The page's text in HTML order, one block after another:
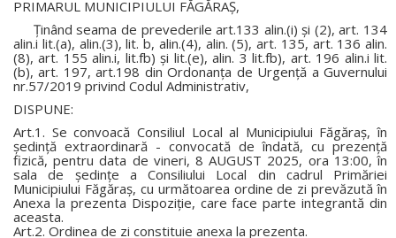
PRIMARUL MUNICIPIULUI FĂGĂRAȘ,
Ținând seama de prevederile art.133 alin.(i) și (2), art. 134
alin.i lit.(a), alin.(3), lit. b, alin.(4), alin. (5), art. 135, art. 136 alin.
(8), art. 155 alin.i, lit.fb) și lit.(e), alin. 3 lit.fb), art. 196 alin.i lit.
(b), art. 197, art.198 din Ordonanța de Urgență a Guvernului
nr.57/2019 privind Codul Administrativ,
DISPUNE:
Art.1. Se convoacă Consiliul Local al Municipiului Făgăraș, în
ședință extraordinară - convocată de îndată, cu prezență
fizică, pentru data de vineri, 8 AUGUST 2025, ora 13:00, în
sala de ședințe a Consiliului Local din cadrul Primăriei
Municipiului Făgăraș, cu următoarea ordine de zi prevăzută în
Anexa la prezenta Dispoziție, care face parte integrantă din
aceasta.
Art.2. Ordinea de zi constituie anexa la prezenta.